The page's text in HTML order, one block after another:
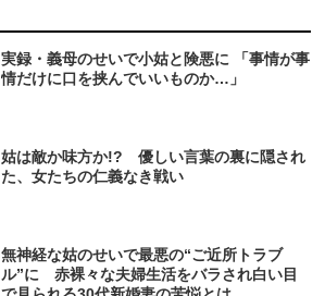
実録・義母のせいで小姑と険悪に 「事情が事
情だけに口を挟んでいいものか…」
姑は敵か味方か!? 優しい言葉の裏に隠され
た、女たちの仁義なき戦い
無神経な姑のせいで最悪の“ご近所トラブ
ル”に 赤裸々な夫婦生活をバラされ白い目